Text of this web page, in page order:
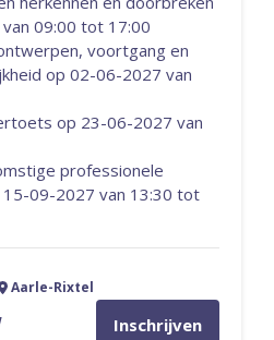
09:00 tot 17:00
voortgang en
op 02-06-2027 van
op 23-06-2027 van
professionele
09-2027 van 13:30 tot
Aarle-Rixtel
Inschrijven